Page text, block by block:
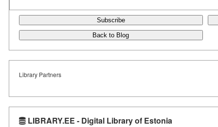
Subscribe
Back to Blog
Library Partners
LIBRARY.EE - Digital Library of Estonia